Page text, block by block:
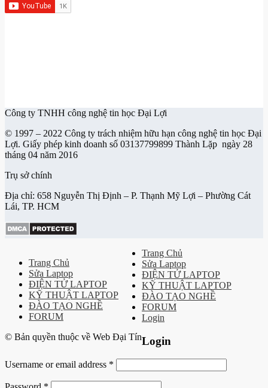
Công ty TNHH công nghệ tin học Đại Lợi
© 1997 – 2022 Công ty trách nhiệm hữu hạn công nghệ tin học Đại
Lợi. Giấy phép kinh doanh số 03137799899 Thành Lặp ngày 28
tháng 04 năm 2016
Trụ sở chính
Địa chỉ: 658 Nguyễn Thị Định – P. Thạnh Mỹ Lợi – Phường Cát
Lái, TP. HCM
Trang Chủ
Sửa Laptop
ĐIỆN TỬ LAPTOP
KỸ THUẬT LAPTOP
ĐÀO TẠO NGHỀ
FORUM
© Bản quyền thuộc về Web Đại Tín
Trang Chủ
Sửa Laptop
ĐIỆN TỬ LAPTOP
KỸ THUẬT LAPTOP
ĐÀO TẠO NGHỀ
FORUM
Login
Login
Username or email address *